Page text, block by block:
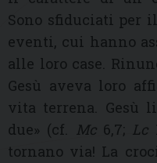
Sono sfiduciati per
eventi, cui hanno
alle loro case.
Gesù aveva loro
vita terrena. Gesù
due» (cf. Mc6,7; Lc
tornano via! La